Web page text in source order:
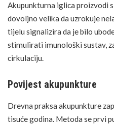
Akupunkturna iglica proizvodi
dovoljno velika da uzrokuje
tijelu signalizira da je bilo
stimulirati imunološki sustav,
cirkulaciju.
Povijest akupunkture
Drevna praksa akupunkture
tisuće godina. Metoda se prvi